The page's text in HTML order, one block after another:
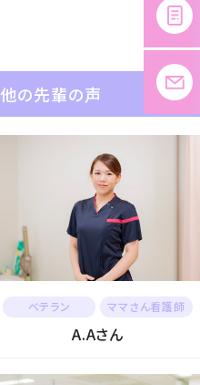
他の先輩の声
ベテラン ママさん看護師
A.Aさん